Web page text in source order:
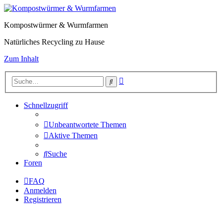
Kompostwürmer & Wurmfarmen
Natürliches Recycling zu Hause
Zum Inhalt
Suche
Schnellzugriff
Unbeantwortete Themen
Aktive Themen
Suche
Foren
FAQ
Anmelden
Registrieren